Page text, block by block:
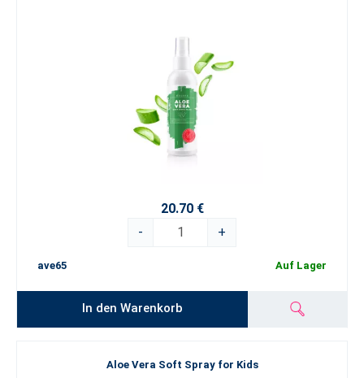
20.70 €
-
+
ave65 Auf Lager
In den Warenkorb
Aloe Vera Soft Spray for Kids